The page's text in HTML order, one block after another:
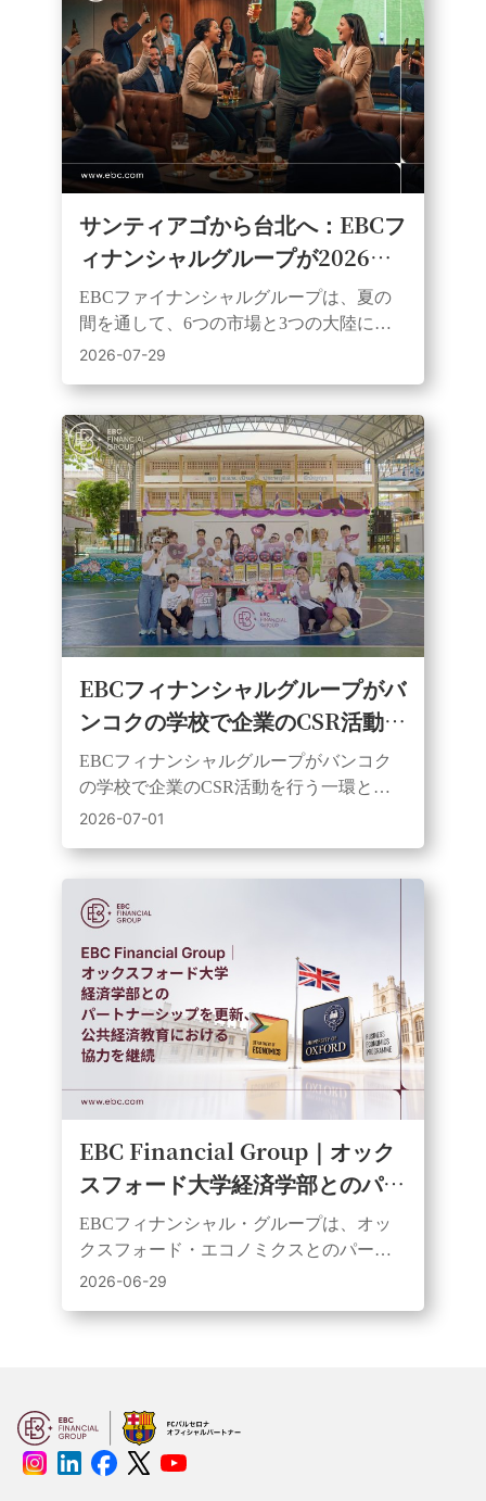
サンティアゴから台北へ：EBCフ
ィナンシャルグループが2026年
のサッカー熱狂観戦パーティーシ
リーズを締めくくる
EBCファイナンシャルグループは、夏の
間を通して、6つの市場と3つの大陸にわ
たる顧客、パートナー、サポーターを、
2026-07-29
EBCフィナンシャルグループがバ
ンコクの学校で企業のCSR活動を
行う：サッカー、教育、地域貢献
が融合。
EBCフィナンシャルグループがバンコク
の学校で企業のCSR活動を行う一環とし
て、フアイクワンにあるワット・ウタ
2026-07-01
EBC Financial Group｜オック
スフォード大学経済学部とのパー
トナーシップを更新、公共経済教
育における協力を継続
EBCフィナンシャル・グループは、オッ
クスフォード・エコノミクスとのパート
ナーシップを3年間更新し、ウェビナーや
2026-06-29